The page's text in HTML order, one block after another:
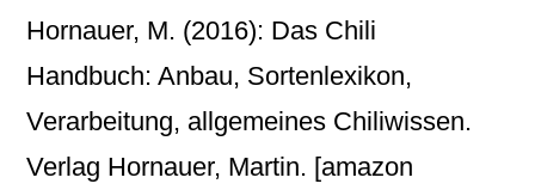
Hornauer, M. (2016): Das Chili
Handbuch: Anbau, Sortenlexikon,
Verarbeitung, allgemeines Chiliwissen.
Verlag Hornauer, Martin. [amazon